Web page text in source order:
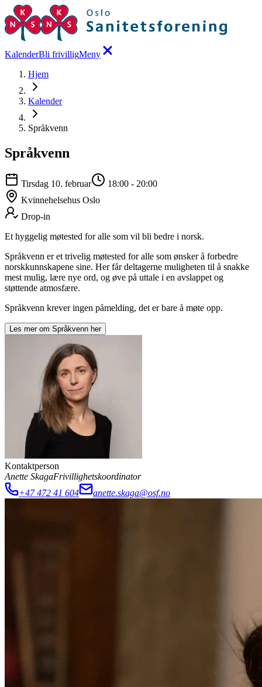
KalenderBli frivilligMeny
Hjem
Kalender
Språkvenn
Språkvenn
Tirsdag 10. februar 18:00 - 20:00
Kvinnehelsehus Oslo
Drop-in
Et hyggelig møtested for alle som vil bli bedre i norsk.
Språkvenn er et trivelig møtested for alle som ønsker å forbedre
norskkunnskapene sine. Her får deltagerne muligheten til å snakke
mest mulig, lære nye ord, og øve på uttale i en avslappet og
støttende atmosfære.
Språkvenn krever ingen påmelding, det er bare å møte opp.
Les mer om Språkvenn her
Kontaktperson
Anette SkagaFrivillighetskoordinator
+47 472 41 604
anette.skaga@osf.no